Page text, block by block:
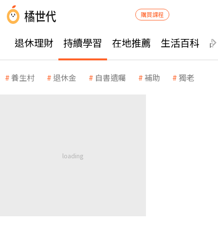
購買課程
退休理財 持續學習 在地推薦 生活百科
養生村 退休金 自書遺囑 補助 獨老